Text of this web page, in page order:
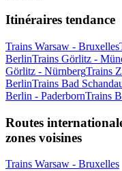
Itinéraires tendance
Trains Warsaw - Bruxelles
BerlinTrains Görlitz -
Görlitz - NürnbergTrains
BerlinTrains Bad
Berlin - PaderbornTrains
Routes
zones voisines
Trains Warsaw - Bruxelles